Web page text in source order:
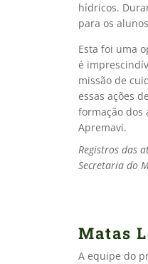
hídricos.
para os
Esta foi uma
é
missão de
essas ações
formação dos
Apremavi.
Registros das
Secretaria do
Matas
A equipe do